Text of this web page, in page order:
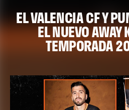
EL VALENCIA CF Y
EL NUEVO AWAY
TEMPORADA